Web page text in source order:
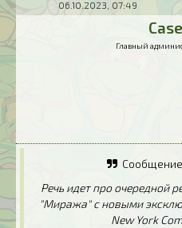
06.10.2023, 07:49
Главный
Речь идет про очередной
"Миража" с новыми
New York